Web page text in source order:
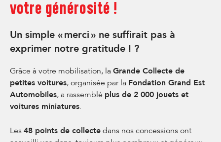
votre générosité !
Un simple « merci » ne suffirait pas à
exprimer notre gratitude ! ?
Grâce à votre mobilisation, la Grande Collecte de
petites voitures, organisée par la Fondation Grand Est
Automobiles, a rassemblé plus de 2 000 jouets et
voitures miniatures.
Les 48 points de collecte dans nos concessions ont